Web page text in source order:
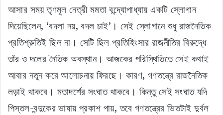
আসার সময় তৃণমূল নেত্রী মমতা বন্দ্যোপাধ্যায় একটি স্লোগান
দিয়েছিলেন, ‘বদলা নয়, বদল চাই’। সেই স্লোগানে শুধু রাজনৈতিক
প্রতিশ্রুতিই ছিল না। সেটি ছিল প্রতিহিংসার রাজনীতির বিরুদ্ধে
তাঁর ও দলের নৈতিক অবস্থান। আজকের পরিস্থিতিতে সেই কথাই
আবার নতুন করে আলোচনায় ফিরছে। কারণ, গণতন্ত্রে রাজনৈতিক
লড়াই থাকবে। মতাদর্শের সংঘাত থাকবে। কিন্তু সেই সংঘাত যদি
পিস্তল-বন্দুকের ভাষায় প্রকাশ পায়, তবে গণতন্ত্রের ভিতটাই দুর্বল